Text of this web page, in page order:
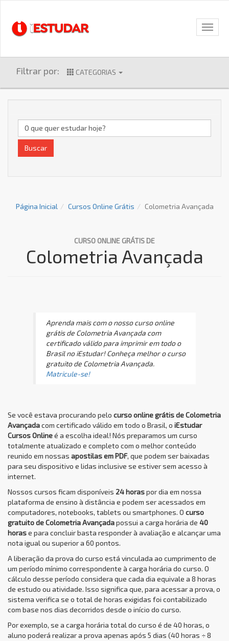
Filtrar por: CATEGORIAS
Buscar
Página Inicial Cursos Online Grátis Colometria Avançada
CURSO ONLINE GRÁTIS DE
Colometria Avançada
Aprenda mais com o nosso curso online
grátis de Colometria Avançada com
certificado válido para imprimir em todo o
Brasil no iEstudar! Conheça melhor o curso
gratuito de Colometria Avançada.
Matricule-se!
Se você estava procurando pelo curso online grátis de Colometria
Avançadacom certificado válido em todo o Brasil, o iEstudar
Cursos Onlineé a escolha ideal! Nós preparamos um curso
totalmente atualizado e completo com o melhor conteúdo
reunido em nossas apostilas em PDF, que podem ser baixadas
para seu dispositivo e lidas inclusive se estiver sem acesso à
internet.
Nossos cursos ficam disponíveis 24 horaspor dia em nossa
plataforma de ensino à distância e podem ser acessados em
computadores, notebooks, tablets ou smartphones. O curso
gratuito de Colometria Avançadapossui a carga horária de 40
horase para concluir basta responder à avaliação e alcançar uma
nota igual ou superior a 60 pontos.
A liberação da prova do curso está vinculada ao cumprimento de
um período mínimo correspondente à carga horária do curso. O
cálculo desse período considera que cada dia equivale a 8 horas
de estudo ou atividade. Isso significa que, para acessar a prova, o
sistema verifica se o total de horas exigidas foi contabilizado
com base nos dias decorridos desde o início do curso.
Por exemplo, se a carga horária total do curso é de 40 horas, o
aluno poderá realizar a prova apenas após 5 dias (40 horas ÷ 8